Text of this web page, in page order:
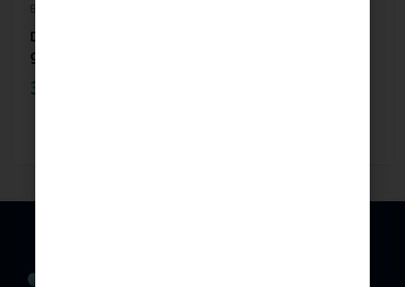
Bijoux de grossesse
Doudou Lapin - 2 en 1 compatible bola de
grossesse
39.00